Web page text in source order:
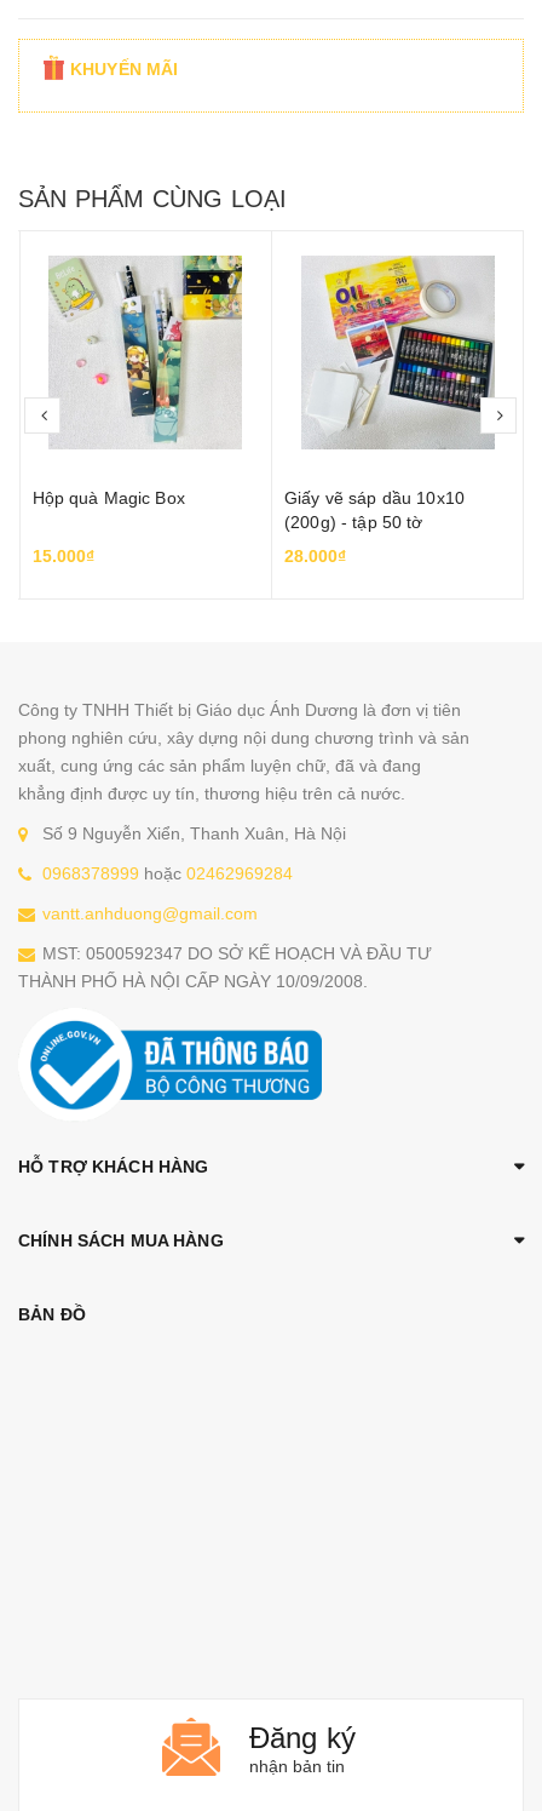
KHUYẾN MÃI
SẢN PHẨM CÙNG LOẠI
Hộp quà Magic Box
15.000₫
Giấy vẽ sáp dầu 10x10
(200g) - tập 50 tờ
28.000₫
Công ty TNHH Thiết bị Giáo dục Ánh Dương là đơn vị tiên
phong nghiên cứu, xây dựng nội dung chương trình và sản
xuất, cung ứng các sản phẩm luyện chữ, đã và đang
khẳng định được uy tín, thương hiệu trên cả nước.
Số 9 Nguyễn Xiển, Thanh Xuân, Hà Nội
0968378999 hoặc 02462969284
vantt.anhduong@gmail.com
MST: 0500592347 DO SỞ KẾ HOẠCH VÀ ĐẦU TƯ
THÀNH PHỐ HÀ NỘI CẤP NGÀY 10/09/2008.
HỖ TRỢ KHÁCH HÀNG
CHÍNH SÁCH MUA HÀNG
BẢN ĐỒ
Đăng ký
nhận bản tin